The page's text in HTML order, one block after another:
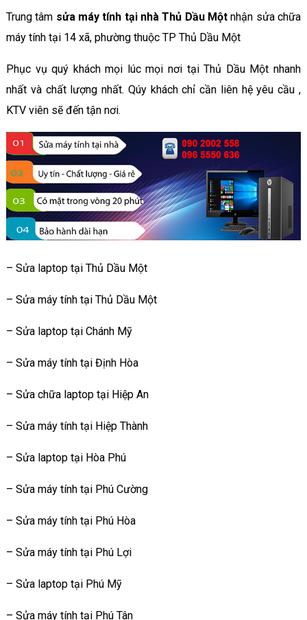
Trung tâm sửa máy tính tại nhà Thủ Dầu Mộtnhận sửa chữa
máy tính tại 14 xã, phường thuộc TP Thủ Dầu Một
Phục vụ quý khách mọi lúc mọi nơi tại Thủ Dầu Một nhanh
nhất và chất lượng nhất. Qúy khách chỉ cần liên hệ yêu cầu ,
KTV viên sẽ đến tận nơi.
– Sửa laptop tại Thủ Dầu Một
– Sửa máy tính tại Thủ Dầu Một
– Sửa laptop tại Chánh Mỹ
– Sửa máy tính tại Định Hòa
– Sửa chữa laptop tại Hiệp An
– Sửa máy tính tại Hiệp Thành
– Sửa laptop tại Hòa Phú
– Sửa máy tính tại Phú Cường
– Sửa máy tính tại Phú Hòa
– Sửa máy tính tại Phú Lợi
– Sửa laptop tại Phú Mỹ
– Sửa máy tính tại Phú Tân